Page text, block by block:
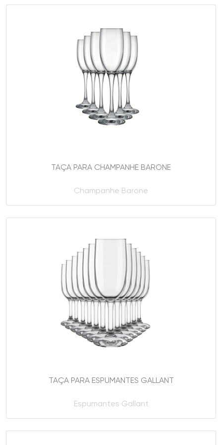
TAÇA PARA CHAMPANHE BARONE
Champanhe Barone
TAÇA PARA ESPUMANTES GALLANT
Espumantes Gallant